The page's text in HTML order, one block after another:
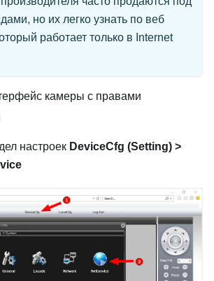
но их легко узнать по веб
работает только в Internet
камеры с правами
настроек DeviceCfg (Setting) >